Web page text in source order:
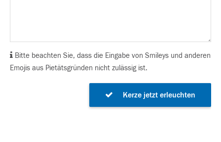
Bitte beachten Sie, dass die Eingabe von Smileys und anderen
Emojis aus Pietätsgründen nicht zulässig ist.
Kerze jetzt erleuchten